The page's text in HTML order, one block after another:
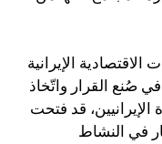
الإيرانية
صُنع القرار واتّخاذ
قد فتحت
في النشاط